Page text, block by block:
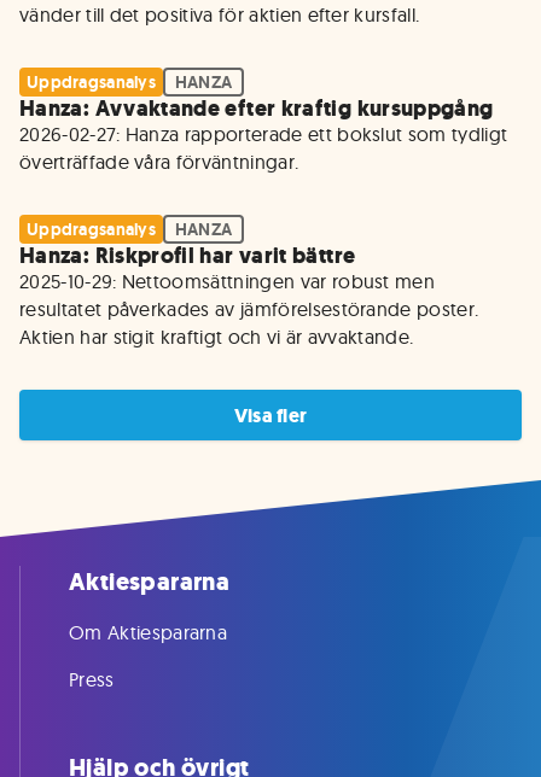
vänder till det positiva för aktien efter kursfall.
Uppdragsanalys HANZA
Hanza: Avvaktande efter kraftig kursuppgång
2026-02-27: Hanza rapporterade ett bokslut som tydligt
överträffade våra förväntningar.
Uppdragsanalys HANZA
Hanza: Riskprofil har varit bättre
2025-10-29: Nettoomsättningen var robust men
resultatet påverkades av jämförelsestörande poster.
Aktien har stigit kraftigt och vi är avvaktande.
Visa fler
Aktiespararna
Om Aktiespararna
Press
Hjälp och övrigt